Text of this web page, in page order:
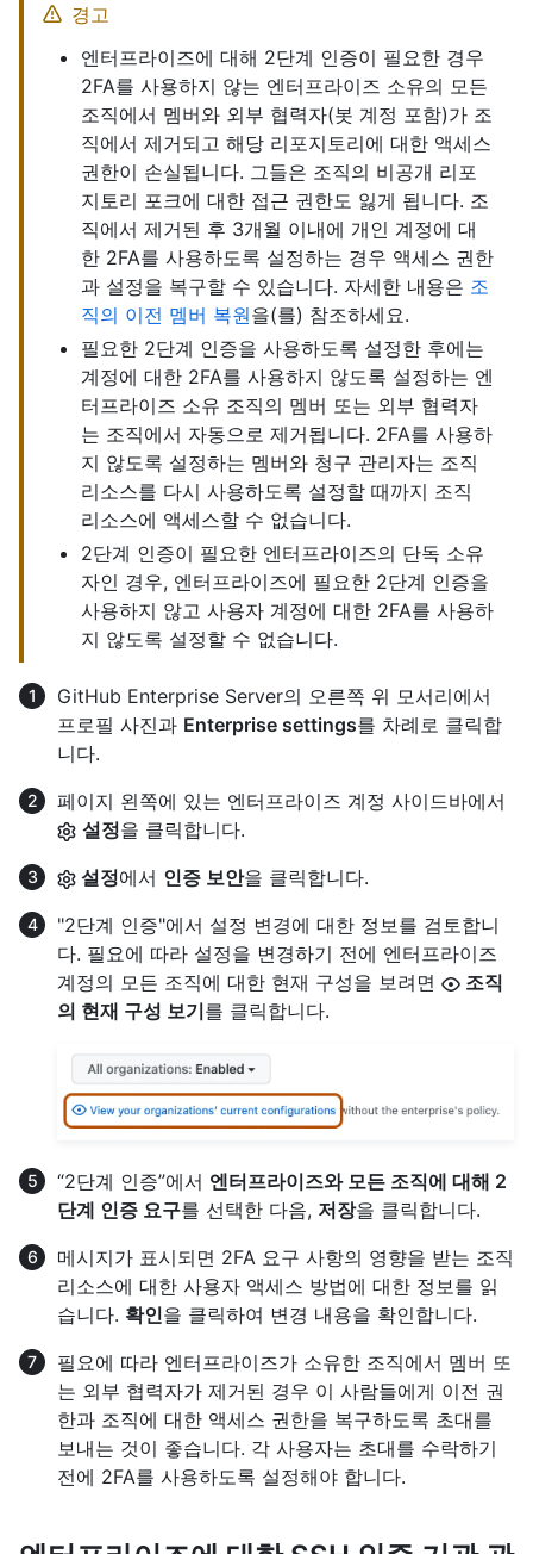
경고
엔터프라이즈에 대해 2단계 인증이 필요한 경우
2FA를 사용하지 않는 엔터프라이즈 소유의 모든
조직에서 멤버와 외부 협력자(봇 계정 포함)가 조
직에서 제거되고 해당 리포지토리에 대한 액세스
권한이 손실됩니다. 그들은 조직의 비공개 리포
지토리 포크에 대한 접근 권한도 잃게 됩니다. 조
직에서 제거된 후 3개월 이내에 개인 계정에 대
한 2FA를 사용하도록 설정하는 경우 액세스 권한
과 설정을 복구할 수 있습니다. 자세한 내용은 조
직의 이전 멤버 복원을(를) 참조하세요.
필요한 2단계 인증을 사용하도록 설정한 후에는
계정에 대한 2FA를 사용하지 않도록 설정하는 엔
터프라이즈 소유 조직의 멤버 또는 외부 협력자
는 조직에서 자동으로 제거됩니다. 2FA를 사용하
지 않도록 설정하는 멤버와 청구 관리자는 조직
리소스를 다시 사용하도록 설정할 때까지 조직
리소스에 액세스할 수 없습니다.
2단계 인증이 필요한 엔터프라이즈의 단독 소유
자인 경우, 엔터프라이즈에 필요한 2단계 인증을
사용하지 않고 사용자 계정에 대한 2FA를 사용하
지 않도록 설정할 수 없습니다.
GitHub Enterprise Server의 오른쪽 위 모서리에서
프로필 사진과 Enterprise settings를 차례로 클릭합
니다.
페이지 왼쪽에 있는 엔터프라이즈 계정 사이드바에서
설정을 클릭합니다.
설정에서 인증 보안을 클릭합니다.
"2단계 인증"에서 설정 변경에 대한 정보를 검토합니
다. 필요에 따라 설정을 변경하기 전에 엔터프라이즈
계정의 모든 조직에 대한 현재 구성을 보려면
조직
의 현재 구성 보기를 클릭합니다.
“2단계 인증”에서 엔터프라이즈와 모든 조직에 대해 2
단계 인증 요구를 선택한 다음, 저장을 클릭합니다.
메시지가 표시되면 2FA 요구 사항의 영향을 받는 조직
리소스에 대한 사용자 액세스 방법에 대한 정보를 읽
습니다. 확인을 클릭하여 변경 내용을 확인합니다.
필요에 따라 엔터프라이즈가 소유한 조직에서 멤버 또
는 외부 협력자가 제거된 경우 이 사람들에게 이전 권
한과 조직에 대한 액세스 권한을 복구하도록 초대를
보내는 것이 좋습니다. 각 사용자는 초대를 수락하기
전에 2FA를 사용하도록 설정해야 합니다.